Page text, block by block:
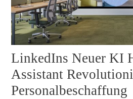
LinkedIns Neuer KI
Assistant
Personalbeschaffung